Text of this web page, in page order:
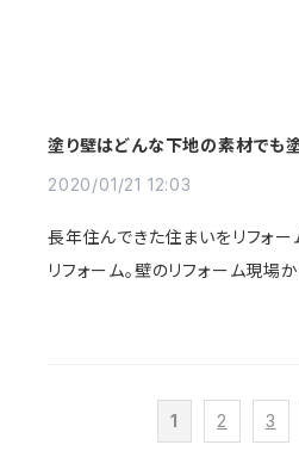
塗り壁はどんな下地の素材でも
2020/01/21 12:03
長年住んできた住まいをリフォー
リフォーム。壁のリフォーム現場
存の壁の上に塗り壁材は施工で
1 2 3